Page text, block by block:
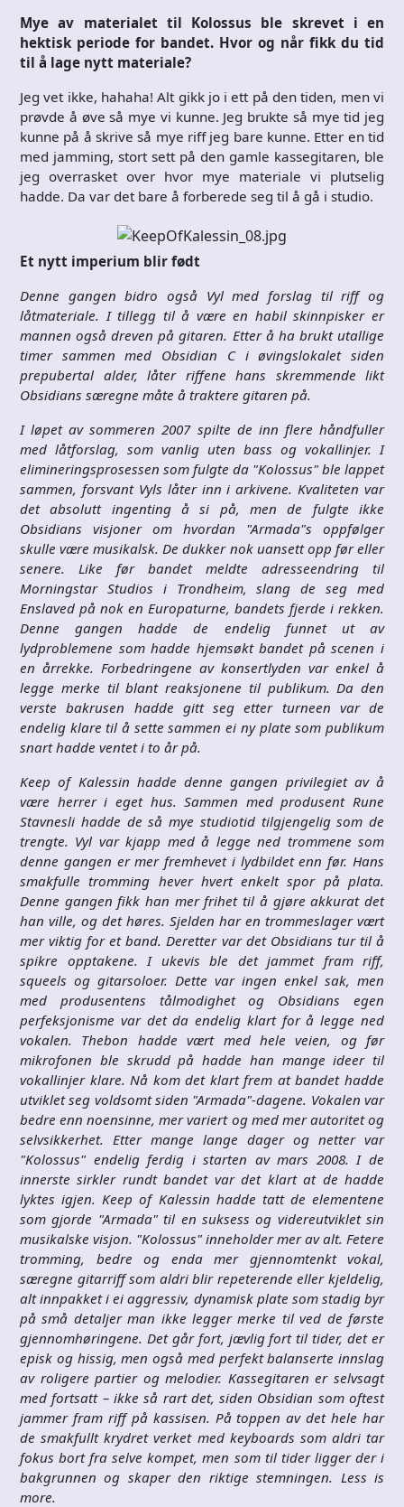
Mye av materialet til Kolossus ble skrevet i en
hektisk periode for bandet. Hvor og når fikk du tid
til å lage nytt materiale?
Jeg vet ikke, hahaha! Alt gikk jo i ett på den tiden, men vi
prøvde å øve så mye vi kunne. Jeg brukte så mye tid jeg
kunne på å skrive så mye riff jeg bare kunne. Etter en tid
med jamming, stort sett på den gamle kassegitaren, ble
jeg overrasket over hvor mye materiale vi plutselig
hadde. Da var det bare å forberede seg til å gå i studio.
Et nytt imperium blir født
Denne gangen bidro også Vyl med forslag til riff og
låtmateriale. I tillegg til å være en habil skinnpisker er
mannen også dreven på gitaren. Etter å ha brukt utallige
timer sammen med Obsidian C i øvingslokalet siden
prepubertal alder, låter riffene hans skremmende likt
Obsidians særegne måte å traktere gitaren på.
I løpet av sommeren 2007 spilte de inn flere håndfuller
med låtforslag, som vanlig uten bass og vokallinjer. I
elimineringsprosessen som fulgte da "Kolossus" ble lappet
sammen, forsvant Vyls låter inn i arkivene. Kvaliteten var
det absolutt ingenting å si på, men de fulgte ikke
Obsidians visjoner om hvordan "Armada"s oppfølger
skulle være musikalsk. De dukker nok uansett opp før eller
senere. Like før bandet meldte adresseendring til
Morningstar Studios i Trondheim, slang de seg med
Enslaved på nok en Europaturne, bandets fjerde i rekken.
Denne gangen hadde de endelig funnet ut av
lydproblemene som hadde hjemsøkt bandet på scenen i
en årrekke. Forbedringene av konsertlyden var enkel å
legge merke til blant reaksjonene til publikum. Da den
verste bakrusen hadde gitt seg etter turneen var de
endelig klare til å sette sammen ei ny plate som publikum
snart hadde ventet i to år på.
Keep of Kalessin hadde denne gangen privilegiet av å
være herrer i eget hus. Sammen med produsent Rune
Stavnesli hadde de så mye studiotid tilgjengelig som de
trengte. Vyl var kjapp med å legge ned trommene som
denne gangen er mer fremhevet i lydbildet enn før. Hans
smakfulle tromming hever hvert enkelt spor på plata.
Denne gangen fikk han mer frihet til å gjøre akkurat det
han ville, og det høres. Sjelden har en trommeslager vært
mer viktig for et band. Deretter var det Obsidians tur til å
spikre opptakene. I ukevis ble det jammet fram riff,
squeels og gitarsoloer. Dette var ingen enkel sak, men
med produsentens tålmodighet og Obsidians egen
perfeksjonisme var det da endelig klart for å legge ned
vokalen. Thebon hadde vært med hele veien, og før
mikrofonen ble skrudd på hadde han mange ideer til
vokallinjer klare. Nå kom det klart frem at bandet hadde
utviklet seg voldsomt siden "Armada"-dagene. Vokalen var
bedre enn noensinne, mer variert og med mer autoritet og
selvsikkerhet. Etter mange lange dager og netter var
"Kolossus" endelig ferdig i starten av mars 2008. I de
innerste sirkler rundt bandet var det klart at de hadde
lyktes igjen. Keep of Kalessin hadde tatt de elementene
som gjorde "Armada" til en suksess og videreutviklet sin
musikalske visjon. "Kolossus" inneholder mer av alt. Fetere
tromming, bedre og enda mer gjennomtenkt vokal,
særegne gitarriff som aldri blir repeterende eller kjeldelig,
alt innpakket i ei aggressiv, dynamisk plate som stadig byr
på små detaljer man ikke legger merke til ved de første
gjennomhøringene. Det går fort, jævlig fort til tider, det er
episk og hissig, men også med perfekt balanserte innslag
av roligere partier og melodier. Kassegitaren er selvsagt
med fortsatt – ikke så rart det, siden Obsidian som oftest
jammer fram riff på kassisen. På toppen av det hele har
de smakfullt krydret verket med keyboards som aldri tar
fokus bort fra selve kompet, men som til tider ligger der i
bakgrunnen og skaper den riktige stemningen. Less is
more.